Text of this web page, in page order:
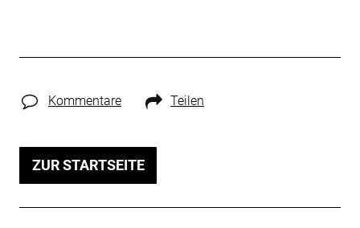
Kommentare Teilen
ZUR STARTSEITE